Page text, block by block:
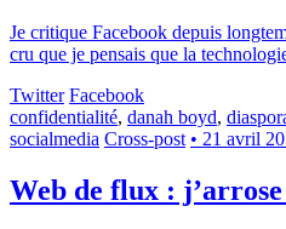
Je critique Facebook depuis
cru que je pensais que la
Twitter Facebook
confidentialité, danah boyd,
socialmedia Cross-post • 21 avril
Web de flux :